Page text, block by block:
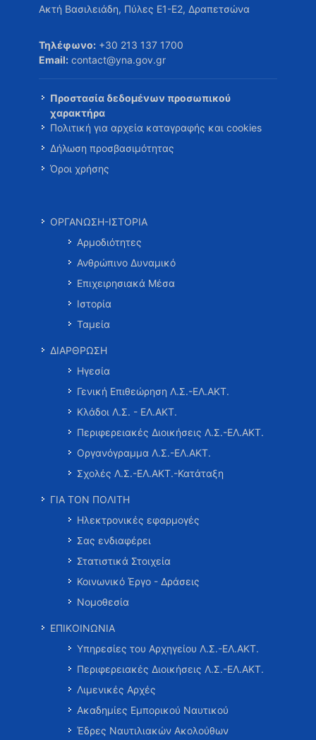
Ακτή Βασιλειάδη, Πύλες Ε1-Ε2, Δραπετσώνα
Τηλέφωνο: +30 213 137 1700
Email: contact@yna.gov.gr
Προστασία δεδομένων προσωπικού
χαρακτήρα
Πολιτική για αρχεία καταγραφής και cookies
Δήλωση προσβασιμότητας
Όροι χρήσης
ΟΡΓΑΝΩΣΗ-ΙΣΤΟΡΙΑ
Αρμοδιότητες
Ανθρώπινο Δυναμικό
Επιχειρησιακά Μέσα
Ιστορία
Ταμεία
ΔΙΑΡΘΡΩΣΗ
Ηγεσία
Γενική Επιθεώρηση Λ.Σ.-ΕΛ.ΑΚΤ.
Κλάδοι Λ.Σ. - ΕΛ.ΑΚΤ.
Περιφερειακές Διοικήσεις Λ.Σ.-ΕΛ.ΑΚΤ.
Οργανόγραμμα Λ.Σ.-ΕΛ.ΑΚΤ.
Σχολές Λ.Σ.-ΕΛ.ΑΚΤ.-Κατάταξη
ΓΙΑ ΤΟΝ ΠΟΛΙΤΗ
Ηλεκτρονικές εφαρμογές
Σας ενδιαφέρει
Στατιστικά Στοιχεία
Κοινωνικό Έργο - Δράσεις
Νομοθεσία
ΕΠΙΚΟΙΝΩΝΙΑ
Υπηρεσίες του Αρχηγείου Λ.Σ.-ΕΛ.ΑΚΤ.
Περιφερειακές Διοικήσεις Λ.Σ.-ΕΛ.ΑΚΤ.
Λιμενικές Αρχές
Ακαδημίες Εμπορικού Ναυτικού
Έδρες Ναυτιλιακών Ακολούθων